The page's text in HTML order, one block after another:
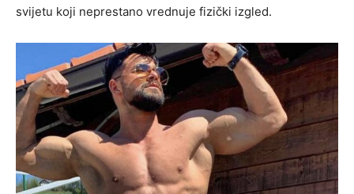
svijetu koji neprestano vrednuje fizički izgled.